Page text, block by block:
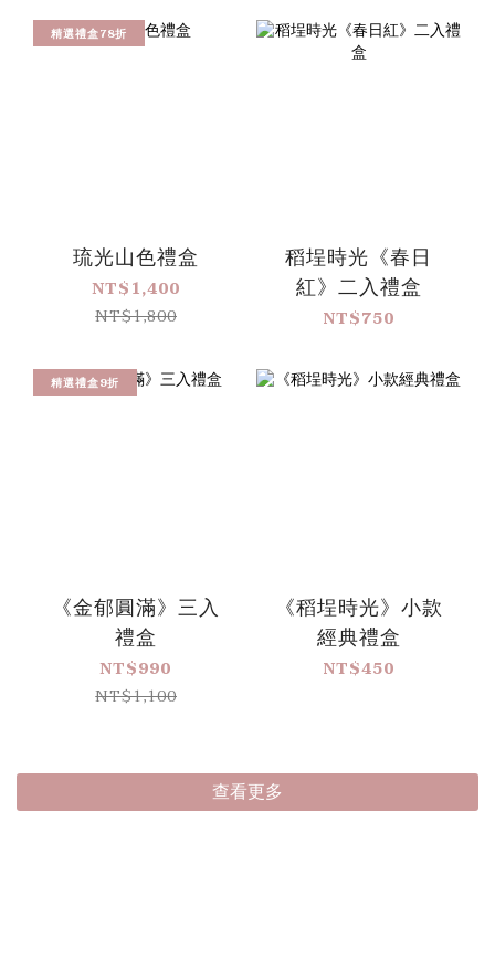
精選禮盒78折
琉光山色禮盒
NT$1,400
NT$1,800
稻埕時光《春日
紅》二入禮盒
NT$750
精選禮盒9折
《金郁圓滿》三入
禮盒
NT$990
NT$1,100
《稻埕時光》小款
經典禮盒
NT$450
查看更多